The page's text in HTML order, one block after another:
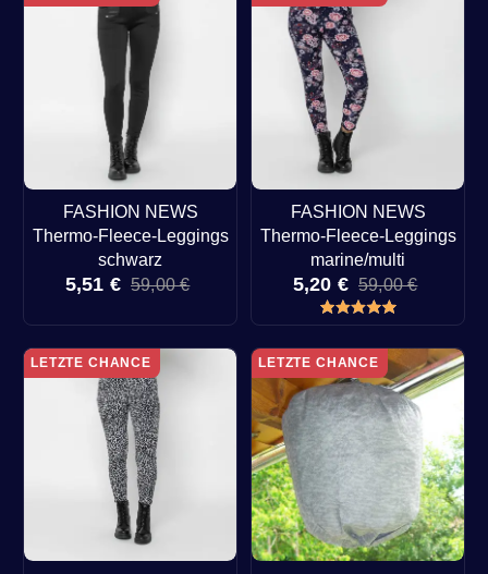
FASHION NEWS
Thermo-Fleece-Leggings
schwarz
5,51 € 59,00 €
FASHION NEWS
Thermo-Fleece-Leggings
marine/multi
5,20 € 59,00 €
LETZTE CHANCE LETZTE CHANCE